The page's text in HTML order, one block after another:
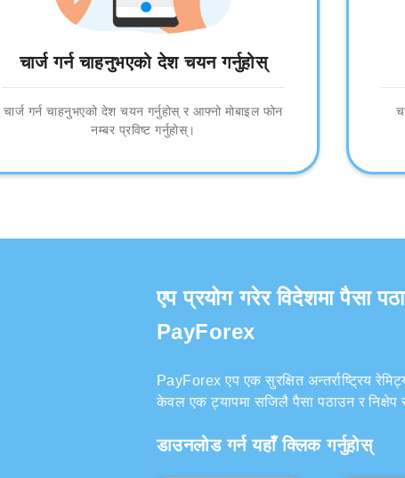
चार्ज गर्न चाहनुभएको देश चयन गर्नुहोस्
चार्ज गर्न चाहनुभएको देश चयन गर्नुहोस् र आफ्नो मोबाइल फोन
नम्बर प्रविष्ट गर्नुहोस्।
एप प्रयोग गरेर विदेशमा पैसा
PayForex
PayForex एप एक सुरक्षित अन्तर्राष्ट्रिय
केवल एक ट्यापमा सजिलै पैसा पठाउन र निक्षेप
डाउनलोड गर्न यहाँ क्लिक गर्नुहोस्